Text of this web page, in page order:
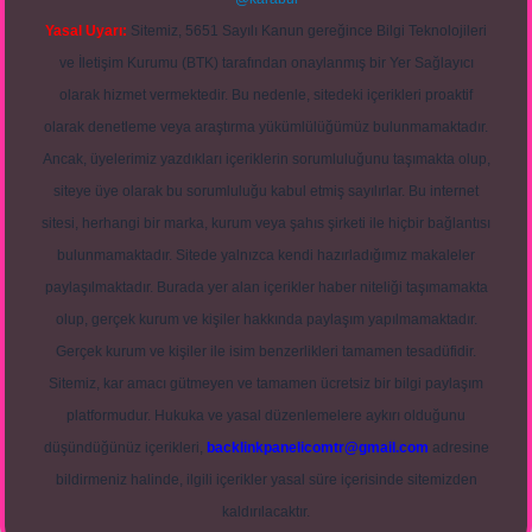
Yasal Uyarı: Sitemiz, 5651 Sayılı Kanun gereğince Bilgi Teknolojileri
ve İletişim Kurumu (BTK) tarafından onaylanmış bir Yer Sağlayıcı
olarak hizmet vermektedir. Bu nedenle, sitedeki içerikleri proaktif
olarak denetleme veya araştırma yükümlülüğümüz bulunmamaktadır.
Ancak, üyelerimiz yazdıkları içeriklerin sorumluluğunu taşımakta olup,
siteye üye olarak bu sorumluluğu kabul etmiş sayılırlar. Bu internet
sitesi, herhangi bir marka, kurum veya şahıs şirketi ile hiçbir bağlantısı
bulunmamaktadır. Sitede yalnızca kendi hazırladığımız makaleler
paylaşılmaktadır. Burada yer alan içerikler haber niteliği taşımamakta
olup, gerçek kurum ve kişiler hakkında paylaşım yapılmamaktadır.
Gerçek kurum ve kişiler ile isim benzerlikleri tamamen tesadüfidir.
Sitemiz, kar amacı gütmeyen ve tamamen ücretsiz bir bilgi paylaşım
platformudur. Hukuka ve yasal düzenlemelere aykırı olduğunu
düşündüğünüz içerikleri, backlinkpanelicomtr@gmail.com adresine
bildirmeniz halinde, ilgili içerikler yasal süre içerisinde sitemizden
kaldırılacaktır.